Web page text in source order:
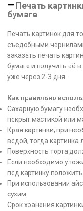
Печать
бумаге
Печать картинок для
съедобными
заказать печать
бумаге и получить её
уже через 2-3 дня.
Как правильно
Сахарную бумагу
покрыт мастикой или
Края картинки, при
водой, тогда картинка
Поверхность торта
Если необходимо
под картинку
При использовании
сухим.
Срок хранения